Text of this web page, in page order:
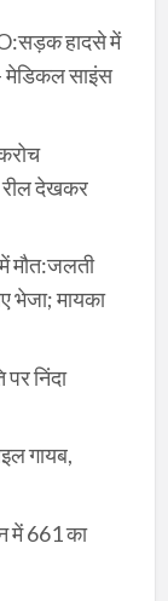
हादसे में
मेडिकल साइंस
रील देखकर
में मौत:जलती
भेजा; मायका
निंदा
गायब,
में 661 का